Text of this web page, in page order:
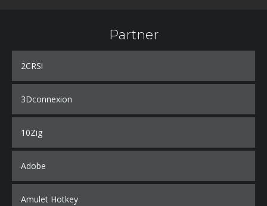
Partner
2CRSi
3Dconnexion
10Zig
Adobe
Amulet Hotkey